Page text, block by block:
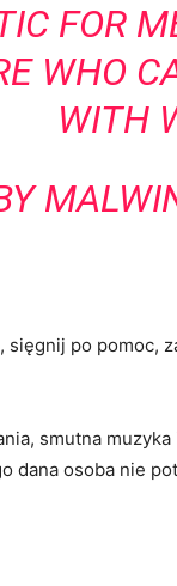
FOR
WHO
WITH
po pomoc,
smutna
dana osoba nie